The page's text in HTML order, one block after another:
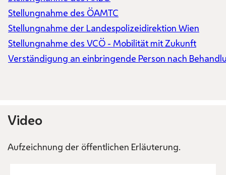
Stellungnahme des ÖAMTC
Stellungnahme der Landespolizeidirektion Wien
Stellungnahme des VCÖ - Mobilität mit Zukunft
Verständigung an einbringende Person nach
Video
Aufzeichnung der öffentlichen Erläuterung.